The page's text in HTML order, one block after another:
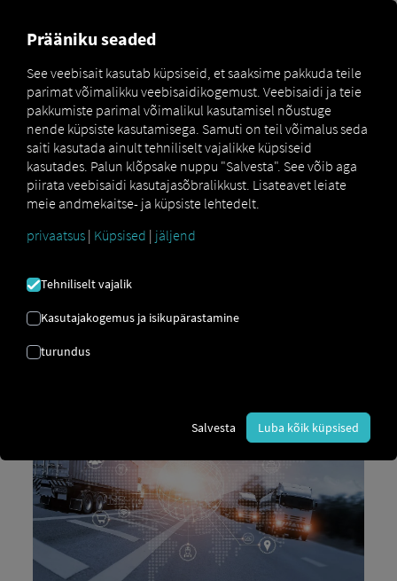
Glossar Was ist Telematik?
TELEMAATIKA
Mõiste telemaatika saab selgemaks, kui uurida selle
päritolu: telemaatika on kombinatsioon sõnadest
telekommunikatsioon ja arvutiteadus. Telemaatika on
infosüsteemi. See ühendus luuakse
lõppkokkuvõttes võimaldavad andmetöötlust.
Prääniku seaded
See veebisait kasutab küpsiseid, et saaksime pakkuda teile
parimat võimalikku veebisaidikogemust. Veebisaidi ja teie
pakkumiste parimal võimalikul kasutamisel nõustuge
nende küpsiste kasutamisega. Samuti on teil võimalus seda
saiti kasutada ainult tehniliselt vajalikke küpsiseid
kasutades. Palun klõpsake nuppu "Salvesta". See võib aga
piirata veebisaidi kasutajasõbralikkust. Lisateavet leiate
meie andmekaitse- ja küpsiste lehtedelt.
privaatsus | Küpsised | jäljend
Tehniliselt vajalik
Kasutajakogemus ja isikupärastamine
turundus
Salvesta Luba kõik küpsised